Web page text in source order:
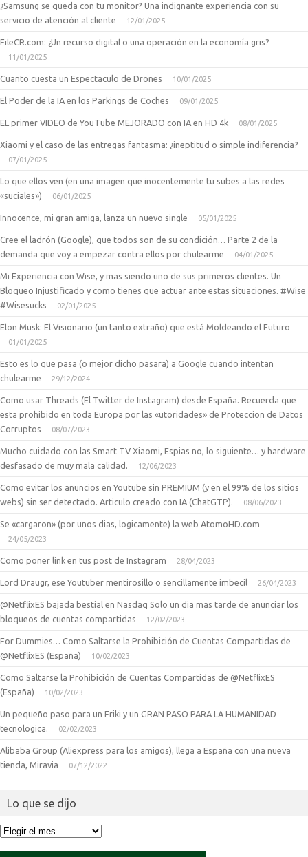
¿Samsung se queda con tu monitor? Una indignante experiencia con su
servicio de atención al cliente
12/01/2025
FileCR.com: ¿Un recurso digital o una operación en la economía gris?
11/01/2025
Cuanto cuesta un Espectaculo de Drones 10/01/2025
El Poder de la IA en los Parkings de Coches 09/01/2025
EL primer VIDEO de YouTube MEJORADO con IA en HD 4k 08/01/2025
Xiaomi y el caso de las entregas fantasma: ¿ineptitud o simple indiferencia?
07/01/2025
Lo que ellos ven (en una imagen que inocentemente tu subes a las redes
«suciales»)
06/01/2025
Innocence, mi gran amiga, lanza un nuevo single 05/01/2025
Cree el ladrón (Google), que todos son de su condición… Parte 2 de la
demanda que voy a empezar contra ellos por chulearme
04/01/2025
Mi Experiencia con Wise, y mas siendo uno de sus primeros clientes. Un
Bloqueo Injustificado y como tienes que actuar ante estas situaciones. #Wise
#Wisesucks
02/01/2025
Elon Musk: El Visionario (un tanto extraño) que está Moldeando el Futuro
01/01/2025
Esto es lo que pasa (o mejor dicho pasara) a Google cuando intentan
chulearme
29/12/2024
Como usar Threads (El Twitter de Instagram) desde España. Recuerda que
esta prohibido en toda Europa por las «utoridades» de Proteccion de Datos
Corruptos
08/07/2023
Mucho cuidado con las Smart TV Xiaomi, Espias no, lo siguiente… y hardware
desfasado de muy mala calidad.
12/06/2023
Como evitar los anuncios en Youtube sin PREMIUM (y en el 99% de los sitios
webs) sin ser detectado. Articulo creado con IA (ChatGTP).
08/06/2023
Se «cargaron» (por unos dias, logicamente) la web AtomoHD.com
24/05/2023
Como poner link en tus post de Instagram 28/04/2023
Lord Draugr, ese Youtuber mentirosillo o sencillamente imbecil 26/04/2023
@NetflixES bajada bestial en Nasdaq Solo un dia mas tarde de anunciar los
bloqueos de cuentas compartidas
12/02/2023
For Dummies… Como Saltarse la Prohibición de Cuentas Compartidas de
@NetflixES (España)
10/02/2023
Como Saltarse la Prohibición de Cuentas Compartidas de @NetflixES
(España)
10/02/2023
Un pequeño paso para un Friki y un GRAN PASO PARA LA HUMANIDAD
tecnologica.
02/02/2023
Alibaba Group (Aliexpress para los amigos), llega a España con una nueva
tienda, Miravia
07/12/2022
Lo que se dijo
Lo